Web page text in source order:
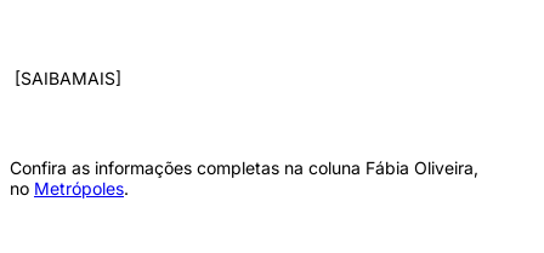
[SAIBAMAIS]
Confira as informações completas na coluna Fábia Oliveira,
no Metrópoles.